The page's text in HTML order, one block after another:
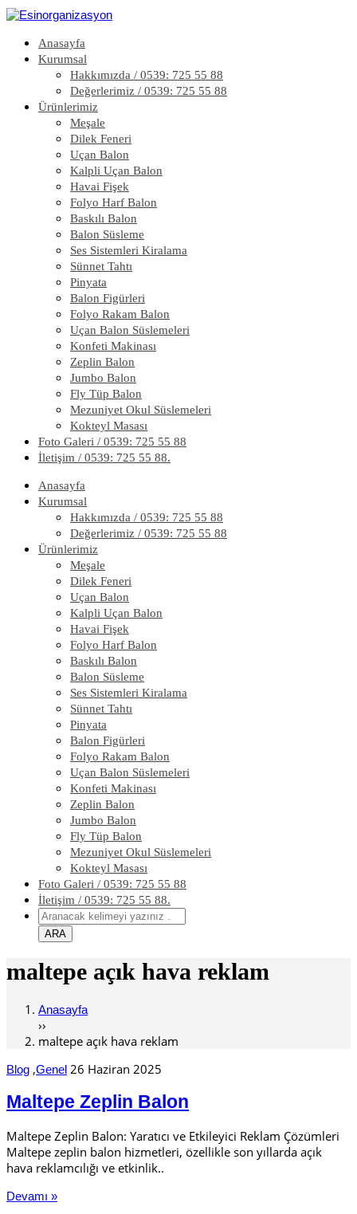
Anasayfa
Kurumsal
Hakkımızda / 0539: 725 55 88
Değerlerimiz / 0539: 725 55 88
Ürünlerimiz
Meşale
Dilek Feneri
Uçan Balon
Kalpli Uçan Balon
Havai Fişek
Folyo Harf Balon
Baskılı Balon
Balon Süsleme
Ses Sistemleri Kiralama
Sünnet Tahtı
Pinyata
Balon Figürleri
Folyo Rakam Balon
Uçan Balon Süslemeleri
Konfeti Makinası
Zeplin Balon
Jumbo Balon
Fly Tüp Balon
Mezuniyet Okul Süslemeleri
Kokteyl Masası
Foto Galeri / 0539: 725 55 88
İletişim / 0539: 725 55 88.
Anasayfa
Kurumsal
Hakkımızda / 0539: 725 55 88
Değerlerimiz / 0539: 725 55 88
Ürünlerimiz
Meşale
Dilek Feneri
Uçan Balon
Kalpli Uçan Balon
Havai Fişek
Folyo Harf Balon
Baskılı Balon
Balon Süsleme
Ses Sistemleri Kiralama
Sünnet Tahtı
Pinyata
Balon Figürleri
Folyo Rakam Balon
Uçan Balon Süslemeleri
Konfeti Makinası
Zeplin Balon
Jumbo Balon
Fly Tüp Balon
Mezuniyet Okul Süslemeleri
Kokteyl Masası
Foto Galeri / 0539: 725 55 88
İletişim / 0539: 725 55 88.
maltepe açık hava reklam
Anasayfa
››
maltepe açık hava reklam
Blog ,Genel 26 Haziran 2025
Maltepe Zeplin Balon
Maltepe Zeplin Balon: Yaratıcı ve Etkileyici Reklam Çözümleri
Maltepe zeplin balon hizmetleri, özellikle son yıllarda açık
hava reklamcılığı ve etkinlik..
Devamı »